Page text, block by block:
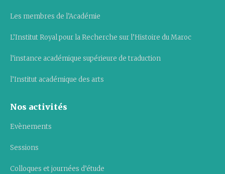
Les membres de l’Académie
L’Institut Royal pour la Recherche sur l’Histoire du Maroc
l’instance académique supérieure de traduction
l’Institut académique des arts
Nos activités
Evènements
Sessions
Colloques et journées d’étude